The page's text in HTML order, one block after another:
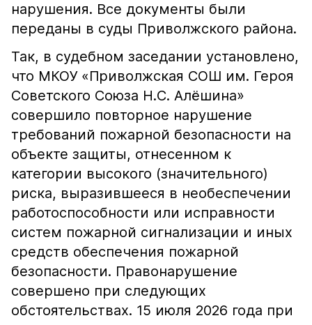
нарушения. Все документы были
переданы в суды Приволжского района.
Так, в судебном заседании установлено,
что МКОУ «Приволжская СОШ им. Героя
Советского Союза Н.С. Алёшина»
совершило повторное нарушение
требований пожарной безопасности на
объекте защиты, отнесенном к
категории высокого (значительного)
риска, выразившееся в необеспечении
работоспособности или исправности
систем пожарной сигнализации и иных
средств обеспечения пожарной
безопасности. Правонарушение
совершено при следующих
обстоятельствах. 15 июля 2026 года при